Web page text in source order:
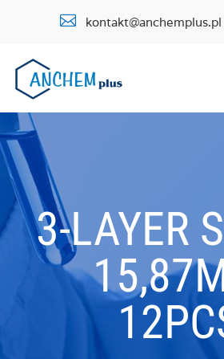
 kontakt@anchemplus.pl
3-LAYER